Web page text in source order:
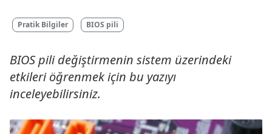
Pratik Bilgiler BIOS pili
BIOS pili değiştirmenin sistem üzerindeki
etkileri öğrenmek için bu yazıyı
inceleyebilirsiniz.